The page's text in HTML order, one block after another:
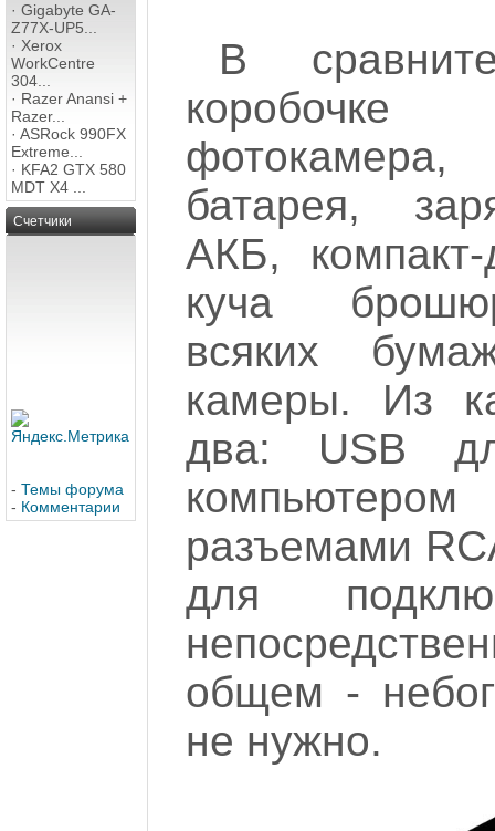
· Gigabyte GA-
Z77X-UP5...
· Xerox
WorkCentre
304...
· Razer Anansi +
Razer...
· ASRock 990FX
Extreme...
· KFA2 GTX 580
MDT X4 ...
Счетчики
- Темы форума
- Комментарии
В
коробочке
батарея,
АКБ,
куча
всяких
камеры. Из
два: USB
разъемами
для
общем -
не нужно.